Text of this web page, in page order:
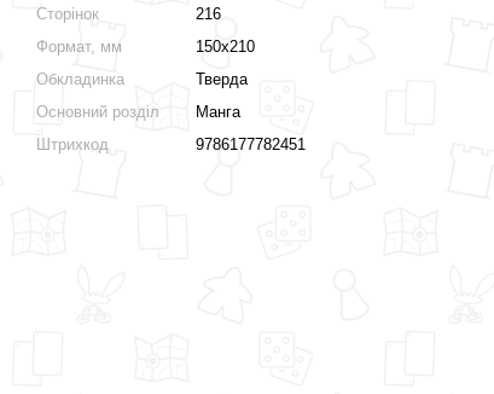
Сторінок
216
Формат, мм
150х210
Обкладинка
Тверда
Основний розділ
Манга
Штрихкод
9786177782451
837 грн 900 грн